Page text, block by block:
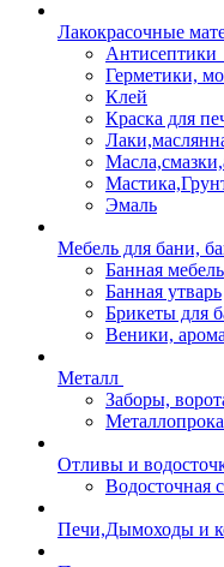
Лакокрасочные
Антисептики
Герметики,
Клей
Краска для
Эмаль
Мебель для бани,
Банная мебель
Банная утварь
Брикеты для
Веники,
Металл
Заборы,
Отливы и
Водосточная
Печи,Дымоходы и